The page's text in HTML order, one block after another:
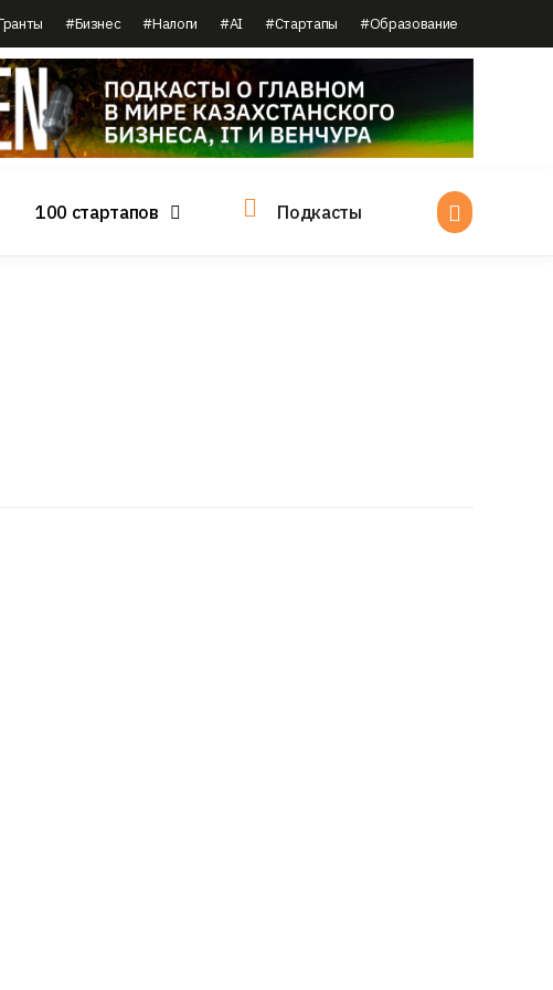
#Бизнес #Налоги #AI #Стартапы #Образование
100 стартапов Подкасты